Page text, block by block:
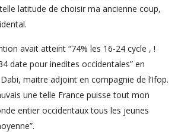
latitude de choisir ma ancienne coup,
avait atteint “74% les 16-24 cycle , !
date pour inedites occidentales” en
maitre adjoint en compagnie de l’Ifop.
une telle France puisse tout mon
entier occidentaux tous les jeunes